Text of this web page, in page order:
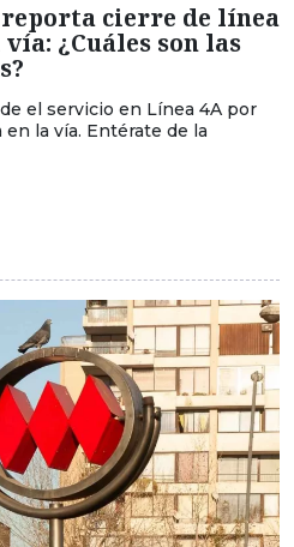
cierre de línea
¿Cuáles son las
el servicio en Línea 4A por
la vía. Entérate de la